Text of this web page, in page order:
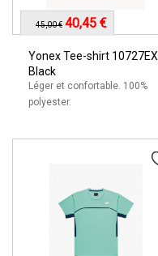
Yonex Tee-shirt 10727EX
Black
Léger et confortable. 100%
polyester.
45,00 € 40,45 €